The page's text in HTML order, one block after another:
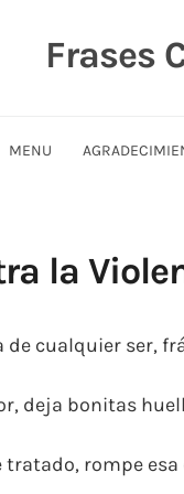
Frases
MENU
la
cualquier ser,
deja bonitas
rompe esa